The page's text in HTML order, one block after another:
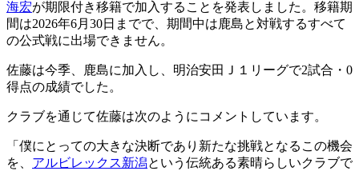
海宏が期限付き移籍で加入することを発表しました。移籍期
間は2026年6月30日までで、期間中は鹿島と対戦するすべて
の公式戦に出場できません。
佐藤は今季、鹿島に加入し、明治安田Ｊ１リーグで2試合・0
得点の成績でした。
クラブを通じて佐藤は次のようにコメントしています。
「僕にとっての大きな決断であり新たな挑戦となるこの機会
を、 アルビレックス新潟という伝統ある素晴らしいクラブで